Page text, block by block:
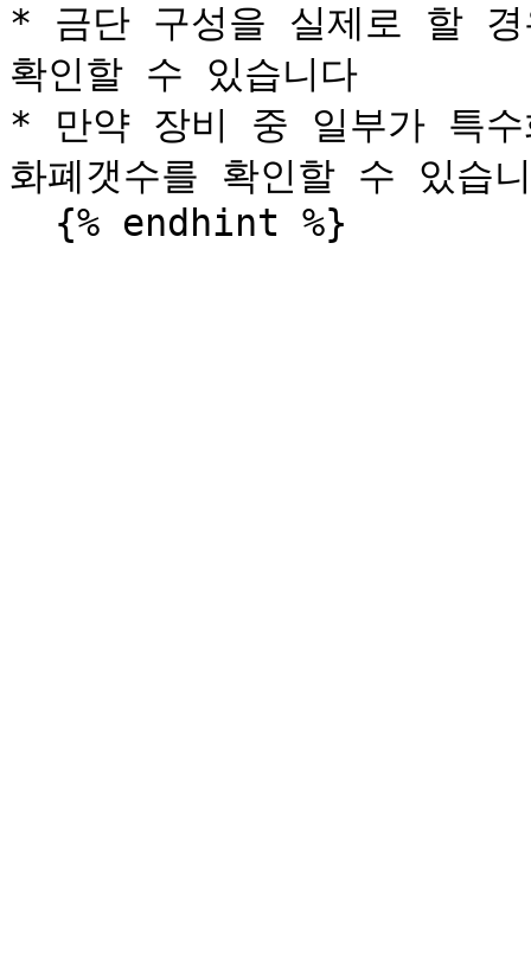
* 금단 구성을 실제로 할
확인할 수 있습니다
* 만약 장비 중 일부가 특수
화폐갯수를 확인할 수 있습